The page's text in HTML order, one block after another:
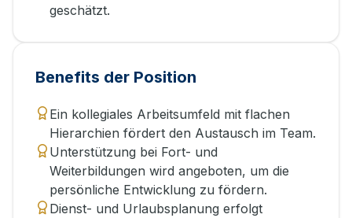
geschätzt.
Benefits der Position
Ein kollegiales Arbeitsumfeld mit flachen
Hierarchien fördert den Austausch im Team.
Unterstützung bei Fort- und
Weiterbildungen wird angeboten, um die
persönliche Entwicklung zu fördern.
Dienst- und Urlaubsplanung erfolgt